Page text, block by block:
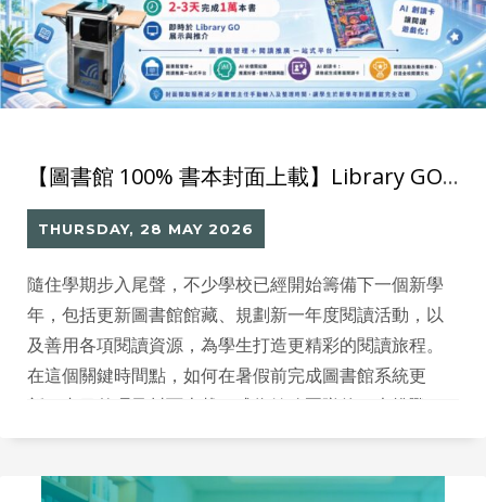
【圖書館 100% 書本封面上載】Library GO 圖書封面攝取方案 2–3 天完成 1 萬本上載
THURSDAY, 28 MAY 2026
隨住學期步入尾聲，不少學校已經開始籌備下一個新學
年，包括更新圖書館館藏、規劃新一年度閱讀活動，以
及善用各項閱讀資源，為學生打造更精彩的閱讀旅程。
在這個關鍵時間點，如何在暑假前完成圖書館系統更
為協助學校在短時間內完成大量圖書封面上載工作，
案」，以專業設備配合標準化流程，快速為圖書館建立